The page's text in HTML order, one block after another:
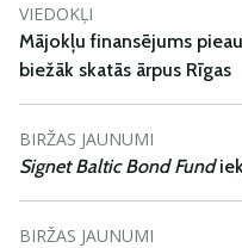
VIEDOKĻI
Mājokļu finansējums
biežāk skatās ārpus Rīgas
BIRŽAS JAUNUMI
Signet Baltic Bond Fund
BIRŽAS JAUNUMI